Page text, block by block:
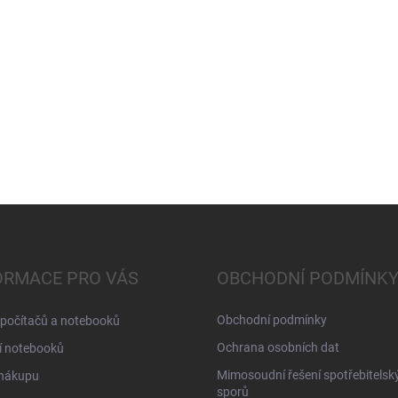
PRO VÁS
a notebooků
notebooků
OBCHODNÍ PODMÍNKY
Obchodní podmínky
Ochrana osobních dat
Mimosoudní řešení
sporů